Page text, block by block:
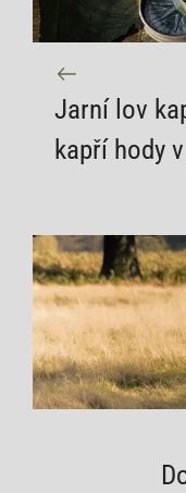
Jarní lov
kapří hody